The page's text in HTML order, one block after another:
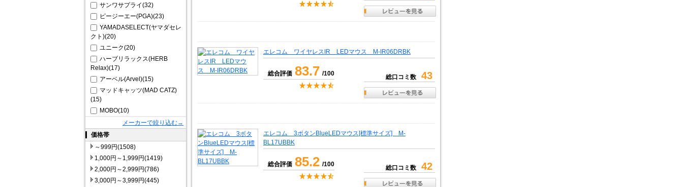
サンワサプライ(32)
ピージーエー(PGA)(23)
YAMADASELECT(ヤマダセレ
クト)(20)
ユニーク(20)
ハーブリラックス(HERB
Relax)(17)
アーベル(Arvel)(15)
マッドキャッツ(MAD CATZ)
(15)
MOBO(10)
メーカーで絞り込む→
価格帯
～999円(1508)
1,000円～1,999円(1419)
2,000円～2,999円(786)
3,000円～3,999円(445)
エレコム ワイヤレスIR LEDマウス M-IR06DRBK
総合評価 83.7 /100 総口コミ数 43
エレコム 3ボタンBlueLEDマウス[標準サイズ] M-
BL17UBBK
総合評価 85.2 /100 総口コミ数 42